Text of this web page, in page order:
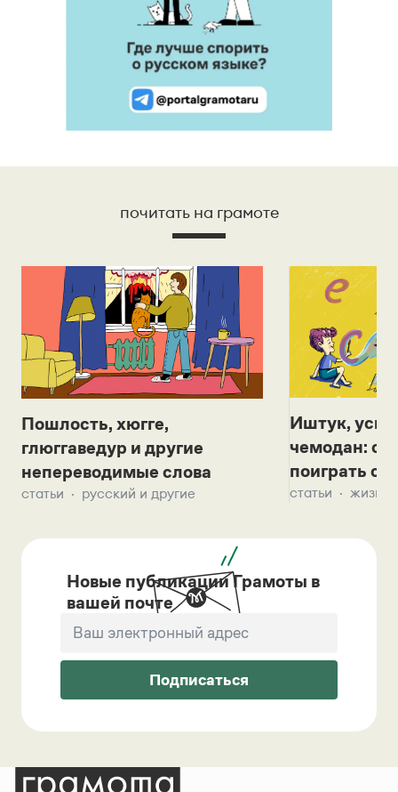
почитать на грамоте
Пошлость, хюгге,
глюггаведур и другие
непереводимые слова
статьи русский и другие
Иштук,
чемодан:
поиграть с
статьи жизнь
Новые публикации Грамоты в
вашей почте
Подписаться